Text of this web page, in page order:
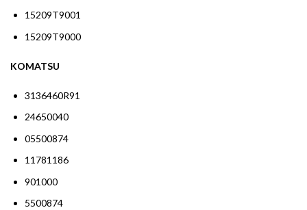
15209T9001
15209T9000
KOMATSU
3136460R91
24650040
05500874
11781186
901000
5500874